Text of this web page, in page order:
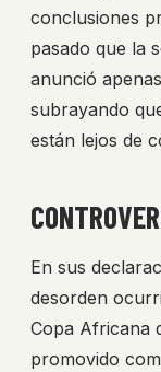
conclusiones
pasado que la
anunció
subrayando
están lejos de
En sus
desorden
Copa Africana
promovido